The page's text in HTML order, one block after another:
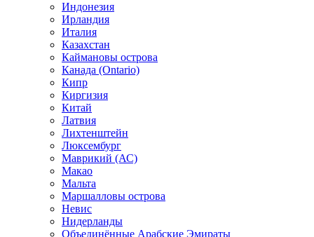
Индонезия
Ирландия
Италия
Казахстан
Каймановы острова
Канада (Ontario)
Кипр
Киргизия
Китай
Латвия
Лихтенштейн
Люксембург
Маврикий (АС)
Макао
Мальта
Маршалловы острова
Нeвис
Нидерланды
Объединённые Арабские Эмираты